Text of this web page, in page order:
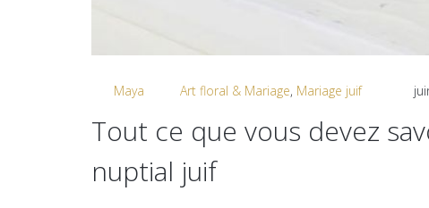
Maya Art floral & Mariage, Mariage juif
Tout ce que vous devez
nuptial juif